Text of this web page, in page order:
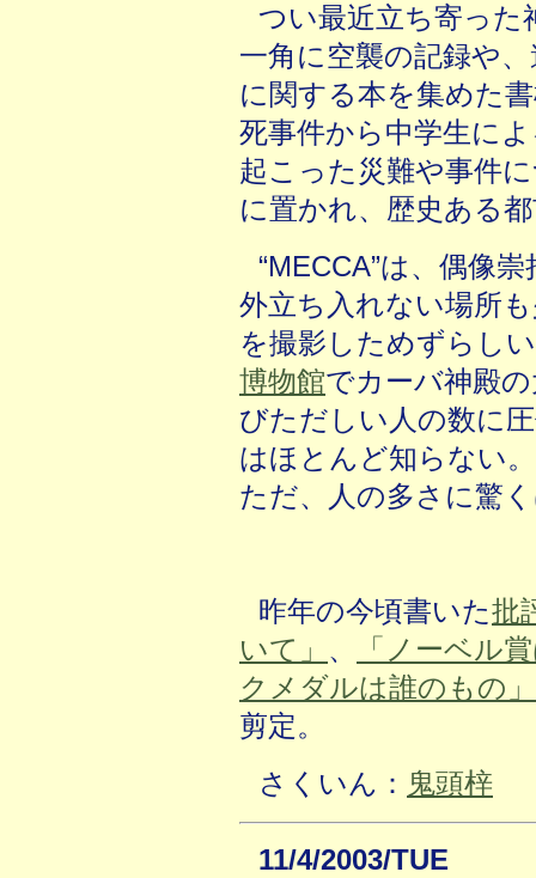
つい最近立ち寄った
一角に空襲の記録や
に関する本を集めた
死事件から中学生に
起こった災難や事件
に置かれ、歴史ある
“MECCA”は、偶像
外立ち入れない場所
を撮影しためずらし
博物館でカーバ神殿
びただしい人の数に
はほとんど知らない
ただ、人の多さに驚
昨年の今頃書いた批
いて」 、
「ノーベル
クメダルは誰のもの」
剪定。
さくいん： 鬼頭梓
11/4/2003/TUE